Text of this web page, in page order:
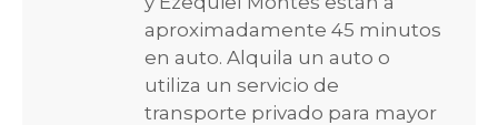
aproximadamente 45 minutos
en auto. Alquila un auto o
utiliza un servicio de
transporte privado para mayor